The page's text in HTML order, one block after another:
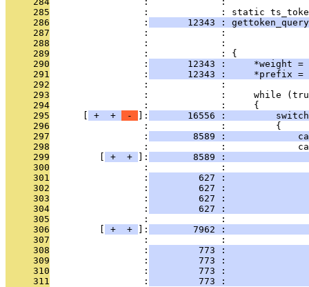
     285
:             : static
     286
                 :
12343 :
     287
:             :
     288
:             :
     289
                 :             : {
     290
                 :
12343 :     *weight =
     291
                 :
12343 :     *prefix =
     292
                 :             :
     293
:             :     while
     294
                 :             :     {
     295
+ + - ]:
16556 :
     296
                 :             :         {
     297
                 :
8589 :
     298
:             :
     299
+ + ]:
8589 :
     300
:             :
     301
                 :
627 :
     302
                 :
627 :
     303
                 :
627 :
     304
                 :
627 :
     305
:             :
     306
+ + ]:
7962 :
     307
:             :
     308
                 :
773 :
     309
                 :
773 :
     310
                 :
773 :
     311
                 :
773 :